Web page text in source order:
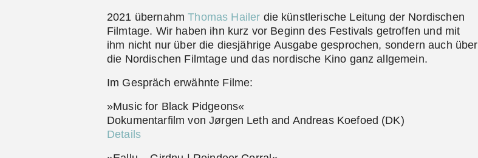
2021 übernahmThomas Hailer die künstlerische Leitung der Nordischen
Filmtage. Wir haben ihn kurz vor Beginn des Festivals getroffen und mit
ihm nicht nur über die diesjährige Ausgabe gesprochen, sondern auch über
die Nordischen Filmtage und das nordische Kino ganz allgemein.
Im Gespräch erwähnte Filme:
»Music for Black Pidgeons«
Dokumentarfilm von Jørgen Leth and Andreas Koefoed (DK)
Details